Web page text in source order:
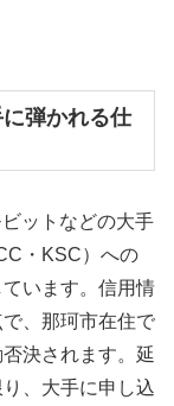
弾かれる仕
ットなどの大手
・KSC）への
ています。信用情
、那珂市在住で
決されます。延
、大手に申し込